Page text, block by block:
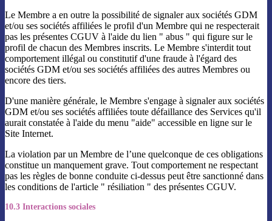
Le Membre a en outre la possibilité de signaler aux sociétés GDM
et/ou ses sociétés affiliées le profil d'un Membre qui ne respecterait
pas les présentes CGUV à l'aide du lien " abus " qui figure sur le
profil de chacun des Membres inscrits. Le Membre s'interdit tout
comportement illégal ou constitutif d'une fraude à l'égard des
sociétés GDM et/ou ses sociétés affiliées des autres Membres ou
encore des tiers.
D'une manière générale, le Membre s'engage à signaler aux sociétés
GDM et/ou ses sociétés affiliées toute défaillance des Services qu'il
aurait constatée à l'aide du menu "aide" accessible en ligne sur le
Site Internet.
La violation par un Membre de l’une quelconque de ces obligations
constitue un manquement grave. Tout comportement ne respectant
pas les règles de bonne conduite ci-dessus peut être sanctionné dans
les conditions de l'article " résiliation " des présentes CGUV.
10.3 Interactions sociales